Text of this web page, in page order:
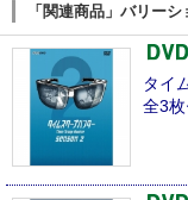
「関連商品」バリーシ
タイ
全3枚